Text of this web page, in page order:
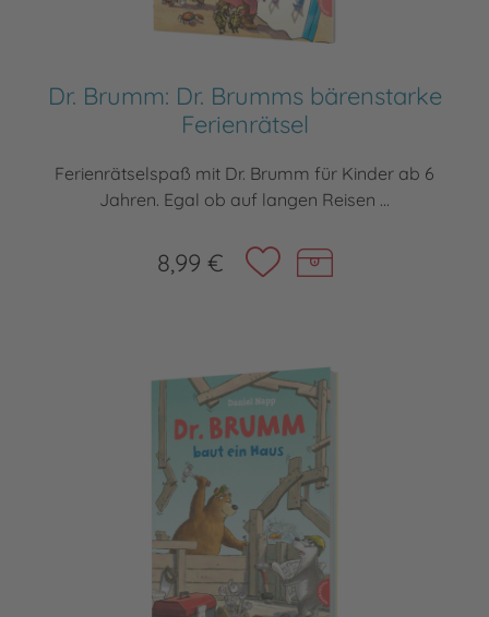
Dr. Brumm: Dr. Brumms bärenstarke
Ferienrätsel
Ferienrätselspaß mit Dr. Brumm für Kinder ab 6
Jahren. Egal ob auf langen Reisen ...
8,99 €